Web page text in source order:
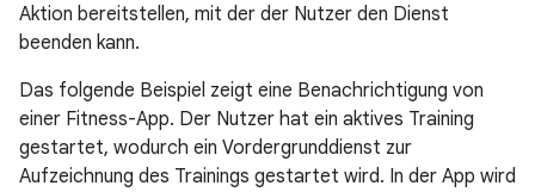
Aktion bereitstellen, mit der der Nutzer den Dienst
beenden kann.
Das folgende Beispiel zeigt eine Benachrichtigung von
einer Fitness-App. Der Nutzer hat ein aktives Training
gestartet, wodurch ein Vordergrunddienst zur
Aufzeichnung des Trainings gestartet wird. In der App wird